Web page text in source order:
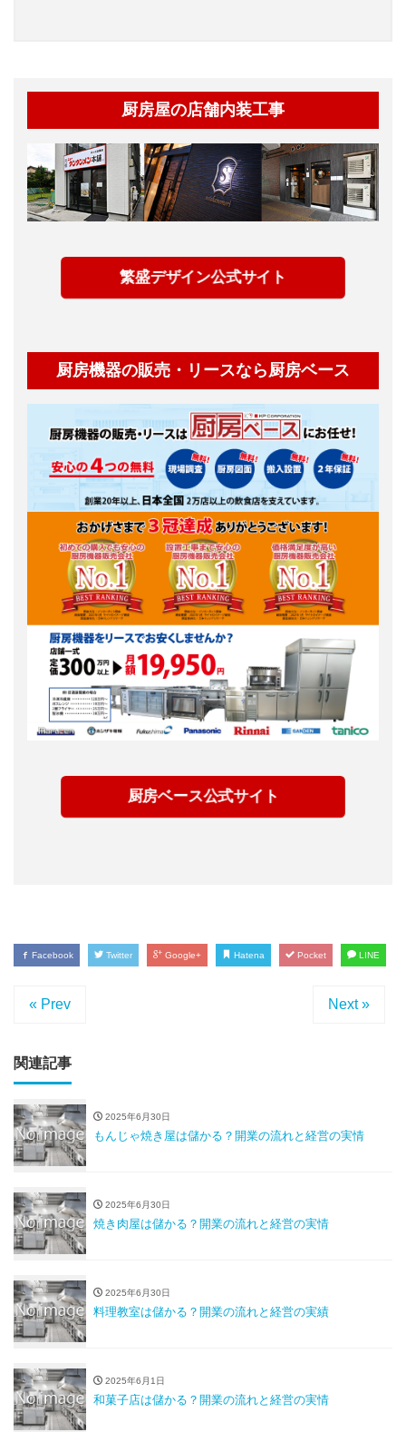
厨房屋の店舗内装工事
繁盛デザイン公式サイト
厨房機器の販売・リースなら厨房ベース
厨房ベース公式サイト
Facebook Twitter Google+ Hatena Pocket LINE
« Prev Next »
関連記事
2025年6月30日
もんじゃ焼き屋は儲かる？開業の流れと経営の実情
2025年6月30日
焼き肉屋は儲かる？開業の流れと経営の実情
2025年6月30日
料理教室は儲かる？開業の流れと経営の実績
2025年6月1日
和菓子店は儲かる？開業の流れと経営の実情